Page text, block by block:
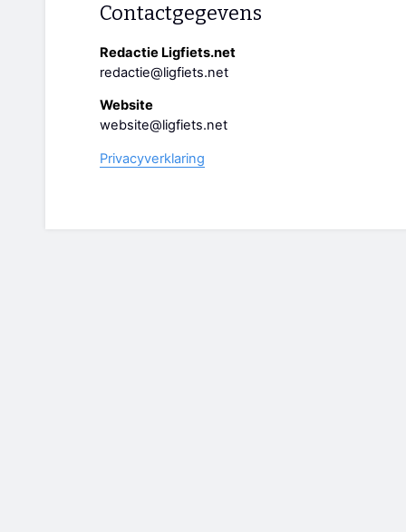
Contactgegevens
Redactie Ligfiets.net
redactie@ligfiets.net
Website
website@ligfiets.net
Privacyverklaring